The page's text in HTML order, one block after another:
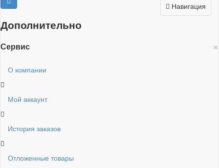
Навигация
Дополнительно
×
Сервис
О компании
Мой аккаунт
История заказов
Отложенные товары